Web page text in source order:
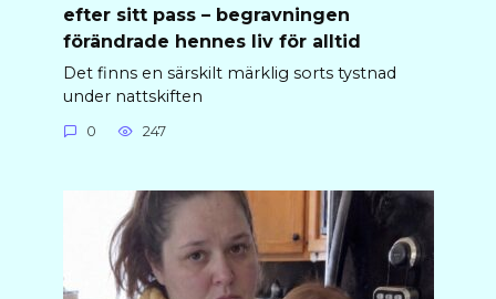
efter sitt pass – begravningen
förändrade hennes liv för alltid
Det finns en särskilt märklig sorts tystnad
under nattskiften
0 247